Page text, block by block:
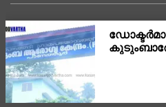
Copyright © 2007-